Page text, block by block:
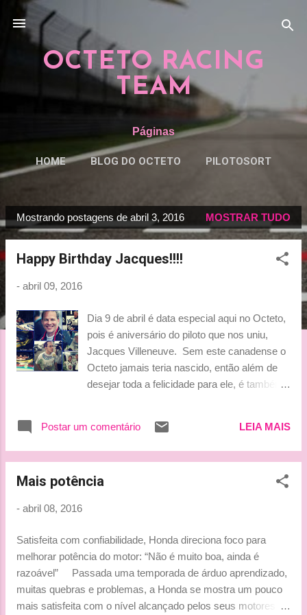
OCTETO RACING
TEAM
Páginas
HOME BLOG DO OCTETO PILOTOSORT
P
o
Mostrando postagens de abril 3, 2016 MOSTRAR TUDO
Happy Birthday Jacques!!!!
- abril 09, 2016
Dia 9 de abril é data especial aqui no Octeto,
pois é aniversário do piloto que nos uniu,
Jacques Villeneuve. Sem este canadense o
Octeto jamais teria nascido, então além de
desejar toda a felicidade para ele, é também
lado de seus filhos Jules, Joakin, Ben e
Henry e de sua família. Feliz aniversário /
Jacques Villeneuve !!!!!!!! Beijinhos, Ludy
Postar um comentário LEIA MAIS
Mais potência
- abril 08, 2016
Satisfeita com confiabilidade, Honda direciona foco para
melhorar potência do motor: “Não é muito boa, ainda é
razoável” Passada uma temporada de árduo aprendizado,
muitas quebras e problemas, a Honda se mostra um pouco
mais satisfeita com o nível alcançado pelos seus motores